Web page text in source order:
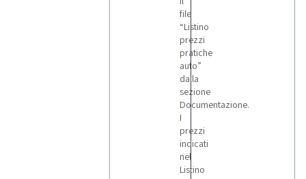
file
“Listino
prezzi
pratiche
auto”
dalla
sezione
Documentazione.
I
prezzi
indicati
nel
Listino